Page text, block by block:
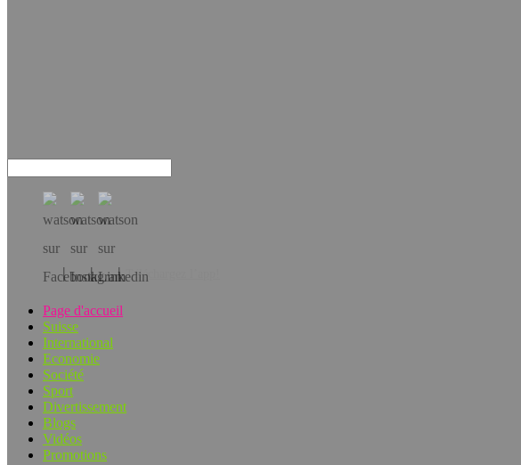
Téléchargez l’app!
Page d'accueil
Suisse
International
Economie
Société
Sport
Divertissement
Blogs
Vidéos
Promotions